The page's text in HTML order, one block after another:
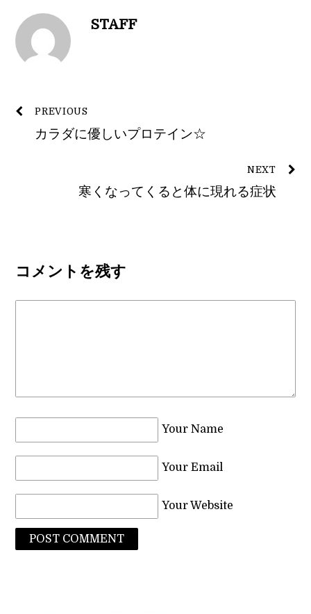
STAFF
PREVIOUS
カラダに優しいプロテイン☆
NEXT
寒くなってくると体に現れる症状
コメントを残す
Your Name
Your Email
Your Website